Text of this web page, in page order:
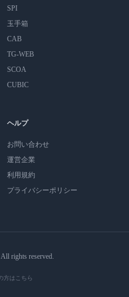
SPI
玉手箱
CAB
TG-WEB
SCOA
CUBIC
ヘルプ
お問い合わせ
運営企業
利用規約
プライバシーポリシー
rights reserved.
方はこちら